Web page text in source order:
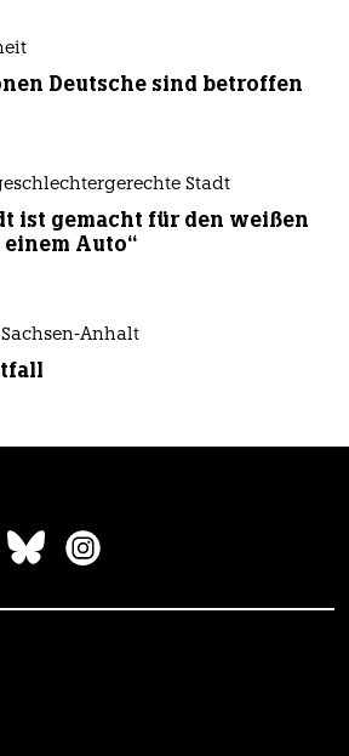
Deutsche sind betroffen
Stadt
ist gemacht für den weißen
Auto“
Anhalt